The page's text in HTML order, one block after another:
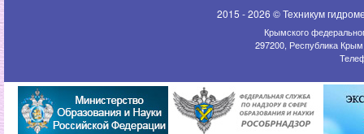
2015 - 2026 © Техникум
Крымского
297200, Республика